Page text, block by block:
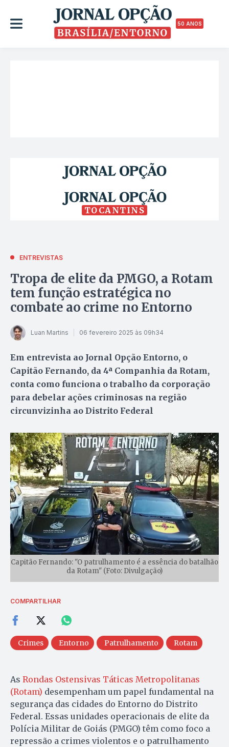
50 ANOS
TOCANTINS
ENTREVISTAS
Tropa de elite da PMGO, a Rotam
tem função estratégica no
combate ao crime no Entorno
Luan Martins 06 fevereiro 2025 às 09h34
Em entrevista ao Jornal Opção Entorno, o
Capitão Fernando, da 4ª Companhia da Rotam,
conta como funciona o trabalho da corporação
para debelar ações criminosas na região
circunvizinha ao Distrito Federal
Capitão Fernando: "O patrulhamento é a essência do batalhão
da Rotam" (Foto: Divulgação)
COMPARTILHAR
Crimes Entorno Patrulhamento Rotam
As Rondas Ostensivas Táticas Metropolitanas
(Rotam) desempenham um papel fundamental na
segurança das cidades do Entorno do Distrito
Federal. Essas unidades operacionais de elite da
Polícia Militar de Goiás (PMGO) têm como foco a
repressão a crimes violentos e o patrulhamento